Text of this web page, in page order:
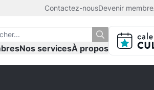
Contactez-nousDevenir membre
Nos servicesÀ propos